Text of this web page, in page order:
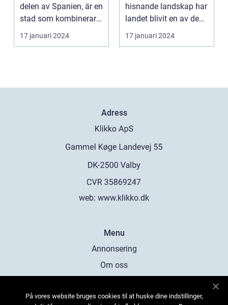
delen av Spanien, är en
stad som kombinerar
kustens skönhet m...
17 januari 2024
hisnande landskap har
landet blivit en av de
populärast...
17 januari 2024
Adress
web: www.klikko.dk
Menu
Annonsering
Om oss
Kontakta oss
På vores website bruges cookies til at huske dine indstillinger,